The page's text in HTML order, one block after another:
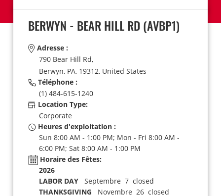
BERWYN - BEAR HILL RD(AVBP1)
Adresse :
790 Bear Hill Rd,
Berwyn, PA, 19312, United States
Téléphone :
(1) 484-615-1240
Location Type:
Corporate
Heures d'exploitation :
Sun 8:00 AM - 1:00 PM; Mon - Fri 8:00 AM -
6:00 PM; Sat 8:00 AM - 1:00 PM
Horaire des Fêtes:
2026
LABOR DAYSeptembre 7 closed
THANKSGIVING Novembre 26 closed